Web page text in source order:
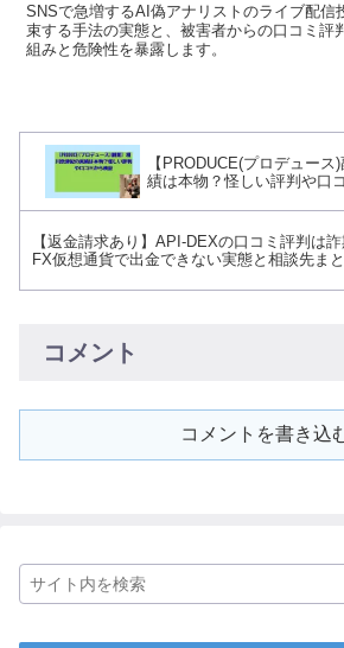
SNSで急増するAI偽アナリストのライブ配信
束する手法の実態と、被害者からの口コミ評
組みと危険性を暴露します。
【PRODUCE(プロデュー
績は本物？怪しい評判や口
【返金請求あり】API-DEXの口コミ評判は詐
FX仮想通貨で出金できない実態と相談先ま
コメント
コメントを書き込